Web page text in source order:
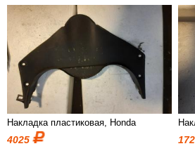
Накладка пластиковая, Honda
4025